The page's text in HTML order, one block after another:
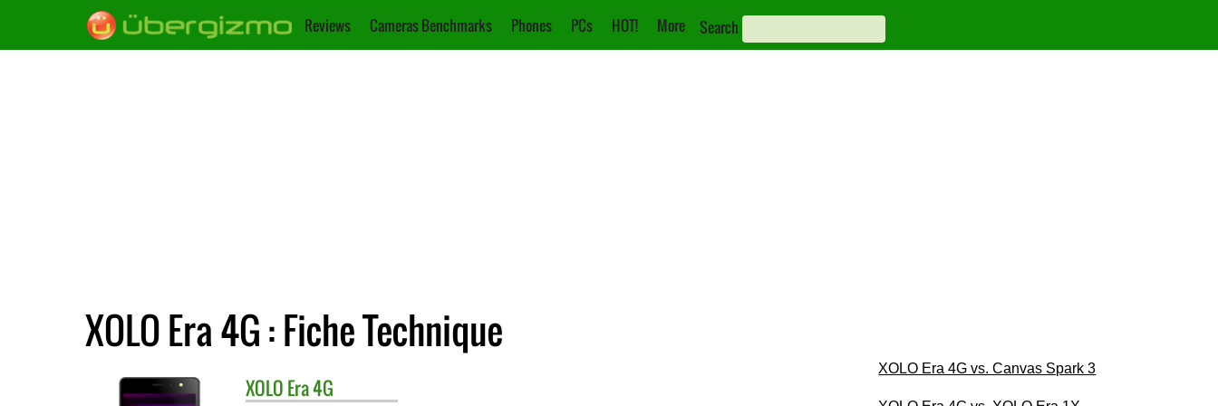
Reviews Cameras Benchmarks Phones PCs HOT! More Search
XOLO Era 4G : Fiche Technique
XOLO Era 4G
XOLO Era 4G vs. Canvas Spark 3